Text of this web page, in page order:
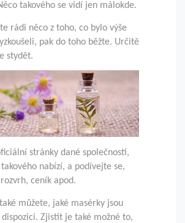
takového se vidí jen málokde.
rádi něco z toho, co bylo výše
pak do toho běžte. Určitě
stydět.
stránky dané společnosti,
nabízí, a podívejte se,
ceník apod.
můžete, jaké masérky jsou
Zjistit je také možné to,